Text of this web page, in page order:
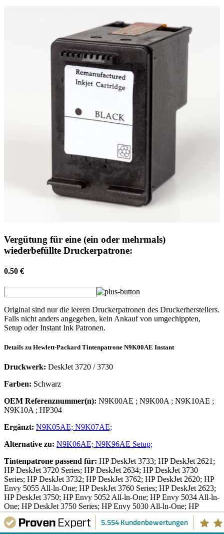
Vergütung für eine (ein oder mehrmals)
wiederbefüllte Druckerpatrone:
0.50 €
Original sind nur die leeren Druckerpatronen des Druckerherstellers.
Falls nicht anders angegeben, kein Ankauf von umgechippten,
Setup oder Instant Ink Patronen.
Details zu Hewlett-Packard Tintenpatrone N9K00AE Instant
Druckwerk: DeskJet 3720 / 3730
Farben: Schwarz
OEM Referenznummer(n): N9K00AE ; N9K00A ; N9K10AE ;
N9K10A ; HP304
Ergänzt: N9K05AE; N9K07AE;
Alternative zu: N9K06AE; N9K96AE Setup;
Tintenpatrone passend für: HP DeskJet 3733; HP DeskJet 2621;
HP DeskJet 3720 Series; HP DeskJet 2634; HP DeskJet 3730
Series; HP DeskJet 3732; HP DeskJet 3762; HP DeskJet 2620; HP
Envy 5055 All-ln-One; HP DeskJet 3760 Series; HP DeskJet 2623;
HP DeskJet 3750; HP Envy 5052 All-ln-One; HP Envy 5034 All-ln-
One; HP DeskJet 3750 Series; HP Envy 5030 All-ln-One; HP
DeskJet 3735; HP Envy 5000 Series; HP DeskJet 2633; HP DeskJet
2632; HP DeskJet 2630 Series; HP Envy 5010 All-ln-One; HP
5.554 Kundenbewertungen